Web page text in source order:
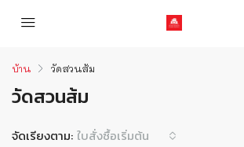
บ้าน วัดสวนส้ม
วัดสวนส้ม
จัดเรียงตาม: ใบสั่งซื้อเริ่มต้น